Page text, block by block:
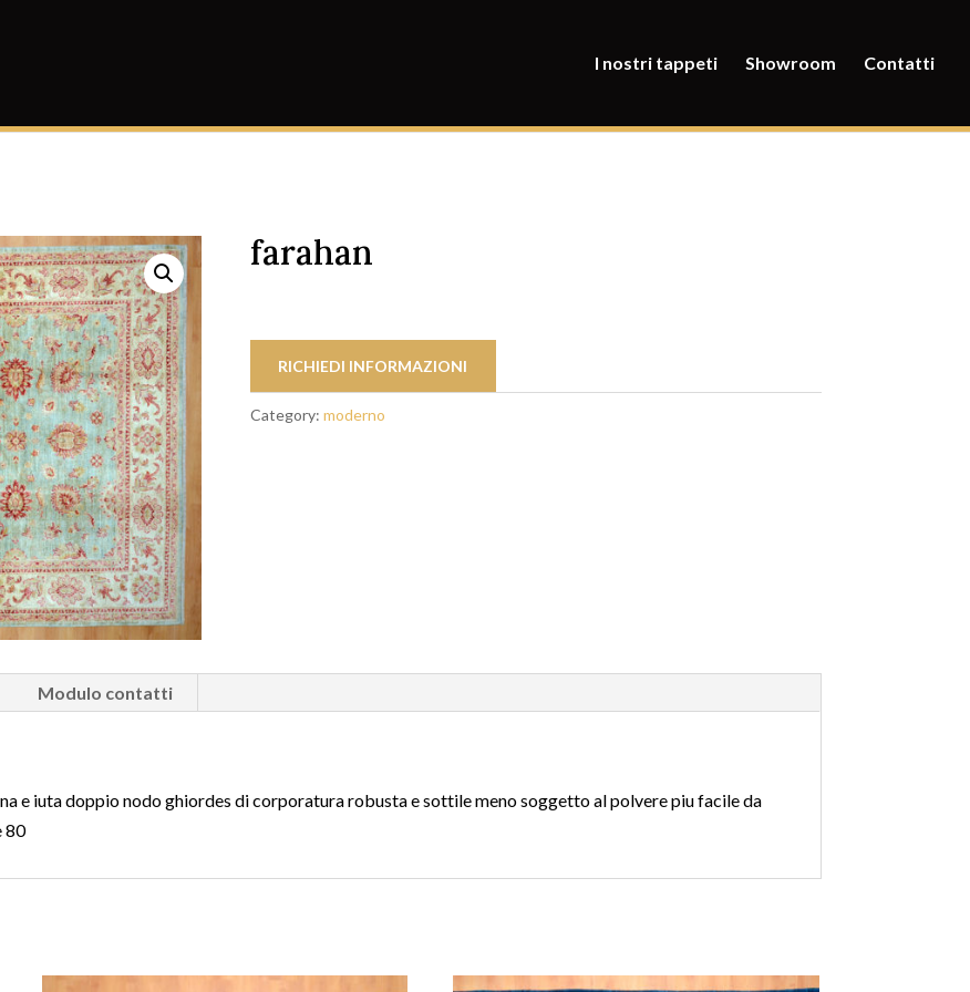
I nostri tappeti Showroom Contatti
farahan
RICHIEDI INFORMAZIONI
Category: moderno
Modulo contatti
e iuta doppio nodo ghiordes di corporatura robusta e sottile meno soggetto al polvere piu facile da
80